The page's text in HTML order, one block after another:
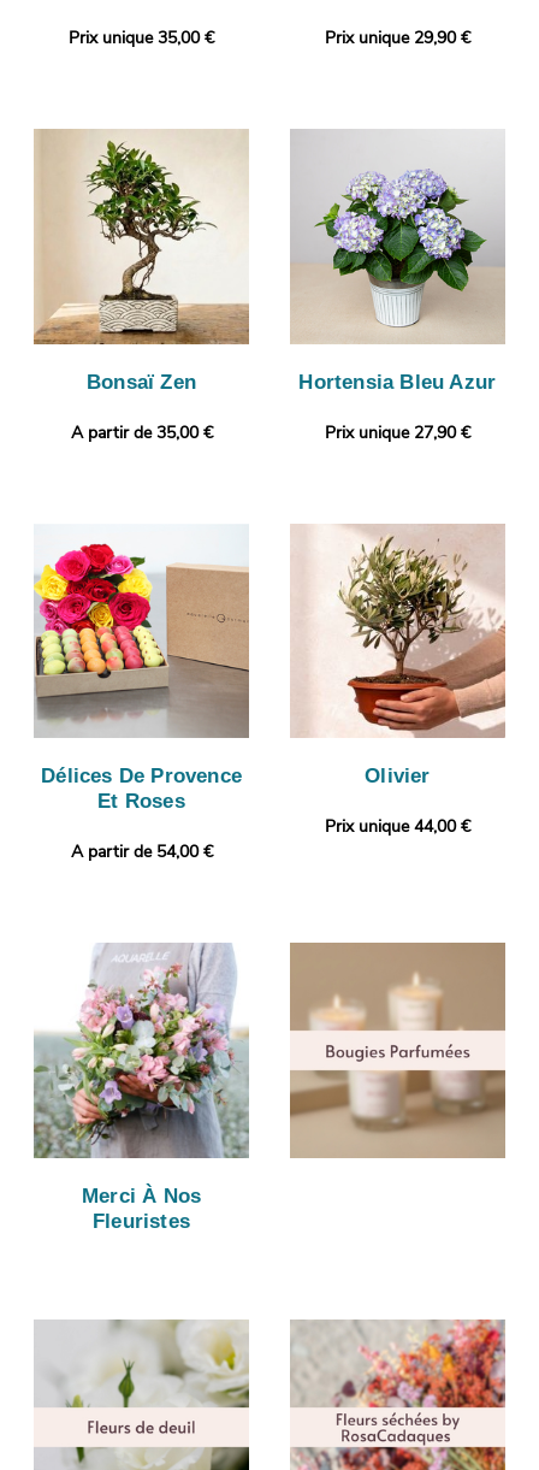
Prix unique 35,00 € Prix unique 29,90 €
Bonsaï Zen
A partir de 35,00 €
Hortensia Bleu Azur
Prix unique 27,90 €
Délices De Provence
Et Roses
A partir de 54,00 €
Olivier
Prix unique 44,00 €
Merci À Nos
Fleuristes